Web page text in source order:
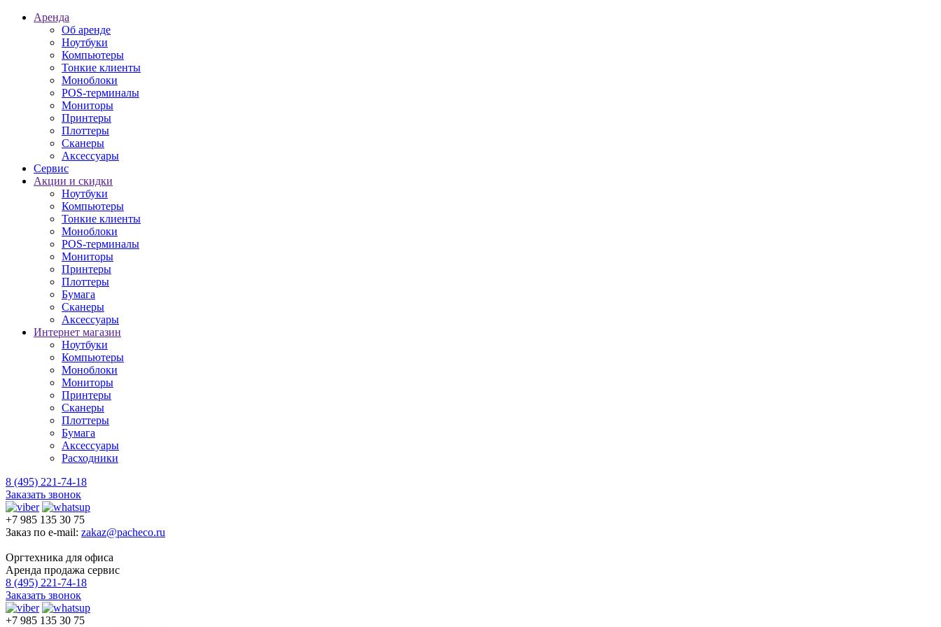
Аренда
Об аренде
Ноутбуки
Компьютеры
Тонкие клиенты
Моноблоки
POS-терминалы
Мониторы
Принтеры
Плоттеры
Сканеры
Аксессуары
Сервис
Акции и скидки
Ноутбуки
Компьютеры
Тонкие клиенты
Моноблоки
POS-терминалы
Мониторы
Принтеры
Плоттеры
Бумага
Сканеры
Аксессуары
Интернет магазин
Ноутбуки
Компьютеры
Моноблоки
Мониторы
Принтеры
Сканеры
Плоттеры
Бумага
Аксессуары
Расходники
8 (495) 221-74-18
Заказать звонок
+7 985 135 30 75
Заказ по e-mail: zakaz@pacheco.ru
Оргтехника для офиса
Аренда продажа сервис
8 (495) 221-74-18
Заказать звонок
+7 985 135 30 75